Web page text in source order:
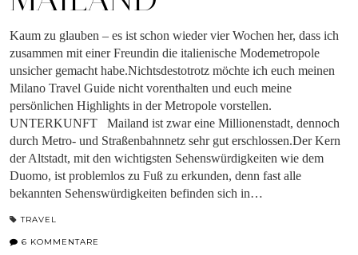
Kaum zu glauben – es ist schon wieder vier Wochen her, dass ich
zusammen mit einer Freundin die italienische Modemetropole
unsicher gemacht habe.Nichtsdestotrotz möchte ich euch meinen
Milano Travel Guide nicht vorenthalten und euch meine
persönlichen Highlights in der Metropole vorstellen.
UNTERKUNFT Mailand ist zwar eine Millionenstadt, dennoch
durch Metro- und Straßenbahnnetz sehr gut erschlossen.Der Kern
der Altstadt, mit den wichtigsten Sehenswürdigkeiten wie dem
Duomo, ist problemlos zu Fuß zu erkunden, denn fast alle
bekannten Sehenswürdigkeiten befinden sich in…
TRAVEL
6 KOMMENTARE